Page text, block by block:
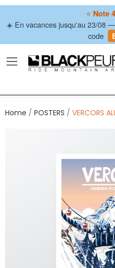
⭐ Note
☀️ En vacances jusqu'au 23/08
code
Home POSTERS VERCORS